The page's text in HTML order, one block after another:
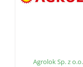
Agrolok Sp. z o.o.